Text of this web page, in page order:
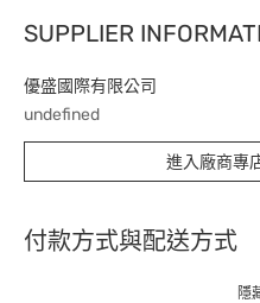
SUPPLIER
優盛國際有限公司
undefined
進入廠商專
付款方式與配送方式
隱